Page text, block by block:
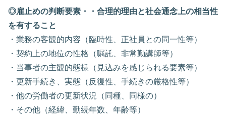
◎雇止めの判断要素・・合理的理由と社会通念上の相当性
を有すること
・業務の客観的内容（臨時性、正社員との同一性等）
・契約上の地位の性格（嘱託、非常勤講師等）
・当事者の主観的態様（見込みを感じられる要素等）
・更新手続き、実態（反復性、手続きの厳格性等）
・他の労働者の更新状況（同種、同様の）
・その他（経緯、勤続年数、年齢等）